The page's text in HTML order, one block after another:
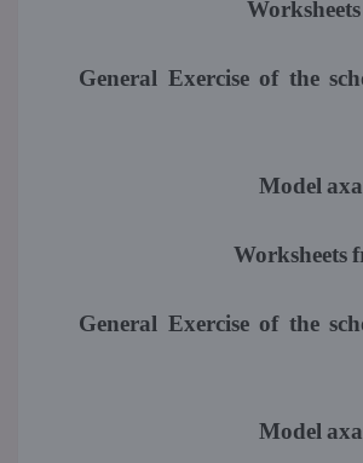
General Exercise of the
Model
Worksheets
General Exercise of the
Model